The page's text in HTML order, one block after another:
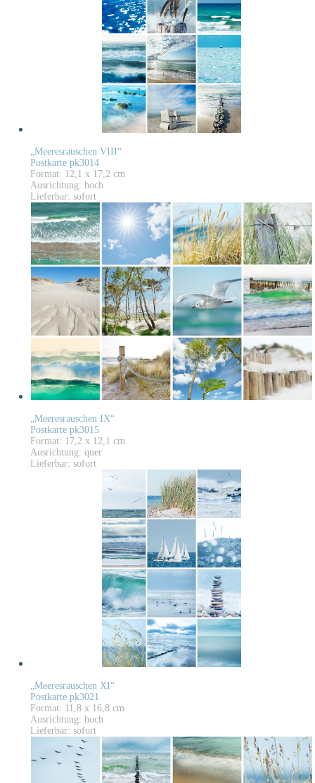
„Meeresrauschen VIII“
Postkarte pk3014
Format: 12,1 x 17,2 cm
Ausrichtung: hoch
Lieferbar: sofort
„Meeresrauschen IX“
Postkarte pk3015
Format: 17,2 x 12,1 cm
Ausrichtung: quer
Lieferbar: sofort
„Meeresrauschen XI“
Postkarte pk3021
Format: 11,8 x 16,8 cm
Ausrichtung: hoch
Lieferbar: sofort